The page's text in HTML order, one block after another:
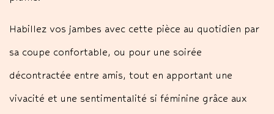
Habillez vos jambes avec cette pièce au quotidien par
sa coupe confortable, ou pour une soirée
décontractée entre amis, tout en apportant une
vivacité et une sentimentalité si féminine grâce aux